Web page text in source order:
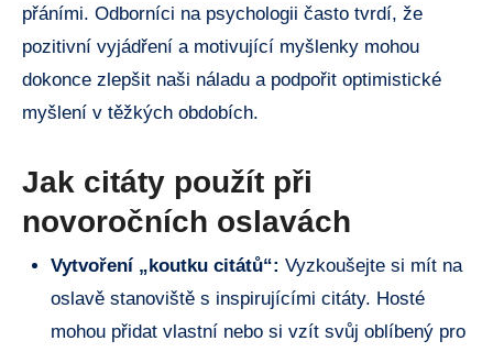
přáními. Odborníci na psychologii často tvrdí, že
pozitivní vyjádření a motivující myšlenky mohou
dokonce zlepšit naši náladu a podpořit optimistické
myšlení v těžkých obdobích.
Jak citáty použít při
novoročních oslavách
Vytvoření „koutku citátů“: Vyzkoušejte si mít na
oslavě stanoviště s inspirujícími citáty. Hosté
mohou přidat vlastní nebo si vzít svůj oblíbený pro